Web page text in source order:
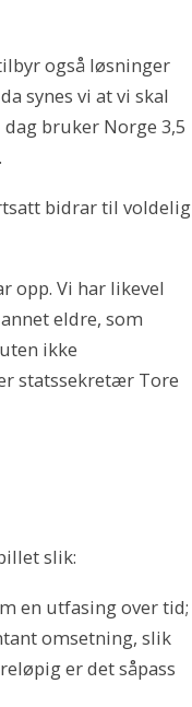
også løsninger
synes vi at vi skal
bruker Norge 3,5
bidrar til voldelig
opp. Vi har likevel
eldre, som
ikke
statssekretær Tore
slik:
en utfasing over tid;
omsetning, slik
er det såpass